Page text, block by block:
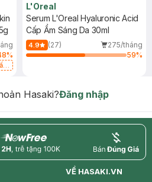
%
L'Oreal
Serum L'Oreal Hyaluronic Acid
Cấp Ẩm Sáng Da 30ml
4.9 (27)
275/tháng
59%
Hasaki?Đăng nhập
price
VỀ HASAKI.VN